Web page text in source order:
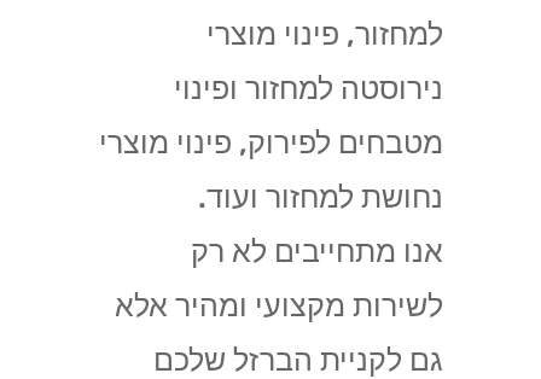
למחזור, פינוי מוצרי
נירוסטה למחזור ופינוי
מטבחים לפירוק, פינוי מוצרי
נחושת למחזור ועוד.
אנו מתחייבים לא רק
לשירות מקצועי ומהיר אלא
גם לקניית הברזל שלכם